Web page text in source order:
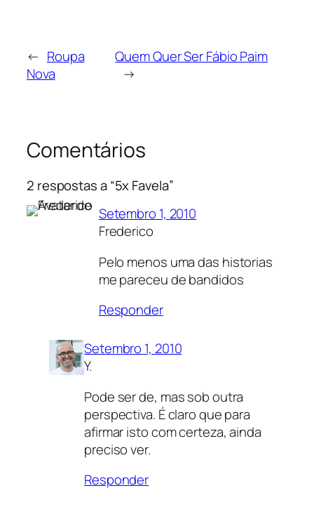
← Roupa
Nova
Quem Quer Ser Fábio Paim
→
Comentários
2 respostas a “5x Favela”
Setembro 1, 2010
Frederico
Pelo menos uma das historias
me pareceu de bandidos
Responder
Setembro 1, 2010
Y.
Pode ser de, mas sob outra
perspectiva. É claro que para
afirmar isto com certeza, ainda
preciso ver.
Responder